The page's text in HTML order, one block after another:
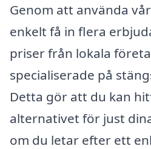
Genom att använda
enkelt få in flera
priser från lokala
specialiserade på
Detta gör att du kan
alternativet för just
om du letar efter ett